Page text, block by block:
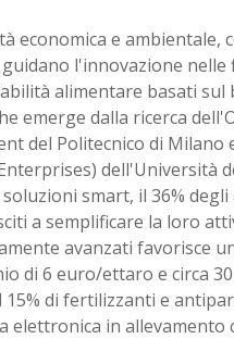
economica e ambientale,
guidano l'innovazione
alimentare basati sul
emerge dalla ricerca
del Politecnico di Milano
dell'Università
soluzioni smart, il 36%
a semplificare la loro
avanzati favorisce
di 6 euro/ettaro e circa
15% di fertilizzanti e
elettronica in